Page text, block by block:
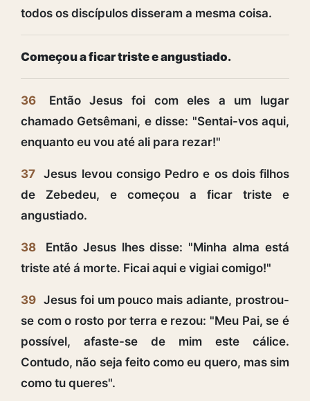
todos os discípulos disseram a mesma coisa.
Começou a ficar triste e angustiado.
36
Então Jesus foi com eles a um lugar
chamado Getsêmani, e disse: "Sentai-vos aqui,
enquanto eu vou até ali para rezar!"
37 Jesus levou consigo Pedro e os dois filhos
de Zebedeu, e começou a ficar triste e
angustiado.
38
Então Jesus lhes disse: "Minha alma está
triste até á morte. Ficai aqui e vigiai comigo!"
39 Jesus foi um pouco mais adiante, prostrou-
se com o rosto por terra e rezou: "Meu Pai, se é
possível, afaste-se de mim este cálice.
Contudo, não seja feito como eu quero, mas sim
como tu queres".